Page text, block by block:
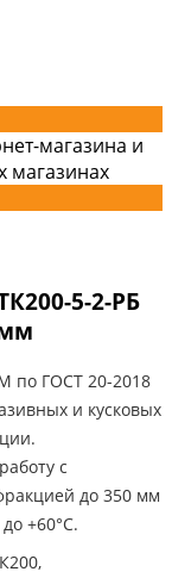
магазина и
магазинах
5-2-РБ
по ГОСТ 20-2018
и кусковых
с
до 350 мм
+60°C.